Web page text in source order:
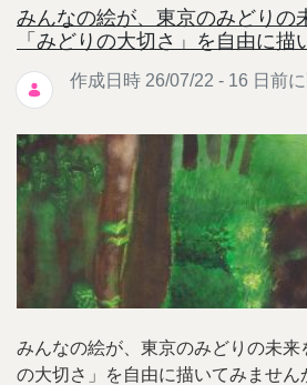
みんなの絵が、東京のみどりの
「みどりの大切さ」を自由に描
作成日時 26/07/22 - 16 日前
みんなの絵が、東京のみどりの未来
の大切さ」を自由に描いてみません